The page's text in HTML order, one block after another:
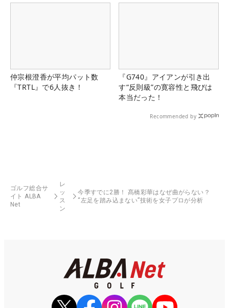
仲宗根澄香が平均パット数
『TRTL』で6人抜き！
『G740』アイアンが引き出
す“反則級”の寛容性と飛びは
本当だった！
Recommended by
ゴルフ総合サ
イト ALBA
Net
レ
ッ
ス
ン
今季すでに2勝！ 髙橋彩華はなぜ曲がらない？
“左足を踏み込まない”技術を女子プロが分析